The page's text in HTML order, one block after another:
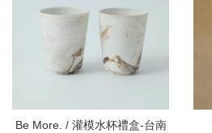
Be More. / 灌模水杯禮盒-台南